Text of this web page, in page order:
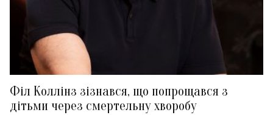
Філ Коллінз зізнався, що попрощався з
дітьми через смертельну хворобу